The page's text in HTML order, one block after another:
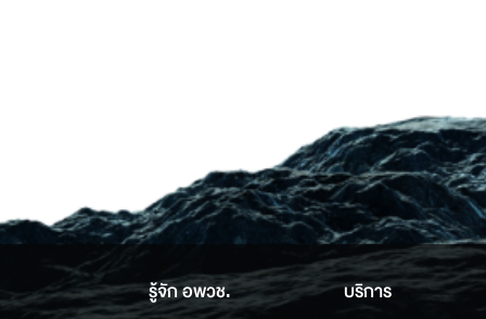
รู้จัก อพวช. บริการ